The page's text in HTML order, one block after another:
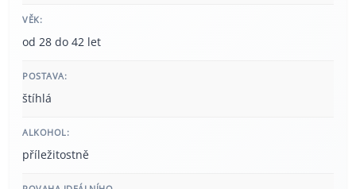
VĚK:
od 28 do 42 let
POSTAVA:
štíhlá
ALKOHOL:
příležitostně